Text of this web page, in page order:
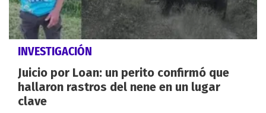
INVESTIGACIÓN
Juicio por Loan: un perito confirmó que
hallaron rastros del nene en un lugar
clave